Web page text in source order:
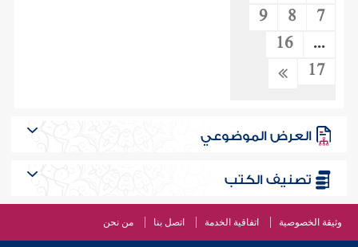
7
8
9
...
16
17
العرض الموضوعي
تصنيف الكتب
وثيقة الخصوصية اتفاقية الخدمة اتصل بنا من نحن